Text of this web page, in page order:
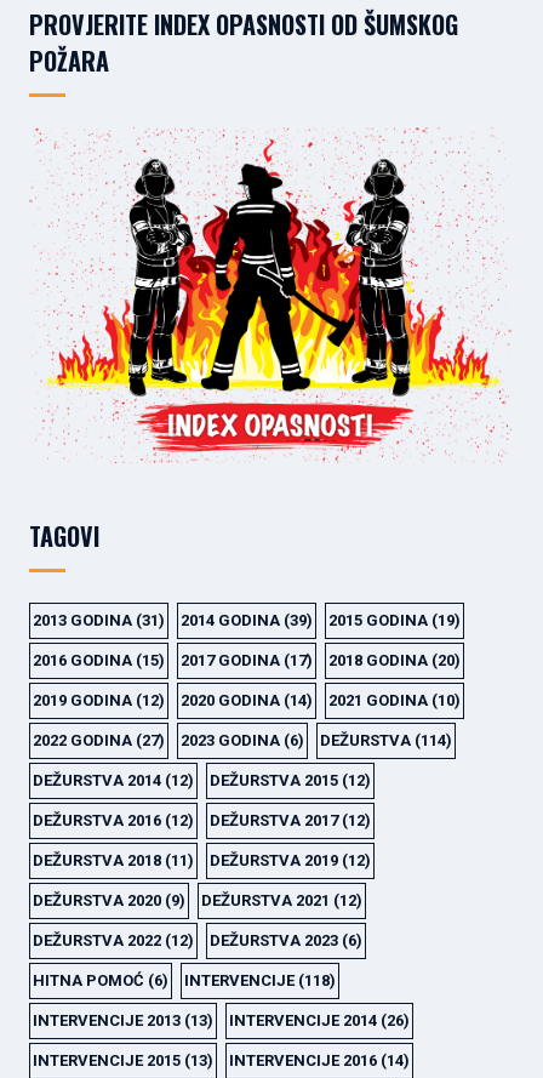
PROVJERITE INDEX OPASNOSTI OD ŠUMSKOG
POŽARA
TAGOVI
2013 GODINA (31) 2014 GODINA (39) 2015 GODINA (19)
2016 GODINA (15) 2017 GODINA (17) 2018 GODINA (20)
2019 GODINA (12) 2020 GODINA (14) 2021 GODINA (10)
2022 GODINA (27) 2023 GODINA (6) DEŽURSTVA (114)
DEŽURSTVA 2014 (12) DEŽURSTVA 2015 (12)
DEŽURSTVA 2016 (12) DEŽURSTVA 2017(12)
DEŽURSTVA 2018 (11) DEŽURSTVA 2019 (12)
DEŽURSTVA 2020 (9) DEŽURSTVA 2021 (12)
DEŽURSTVA 2022 (12) DEŽURSTVA 2023 (6)
HITNA POMOĆ (6) INTERVENCIJE(118)
INTERVENCIJE 2013 (13) INTERVENCIJE 2014 (26)
INTERVENCIJE 2015 (13) INTERVENCIJE 2016 (14)